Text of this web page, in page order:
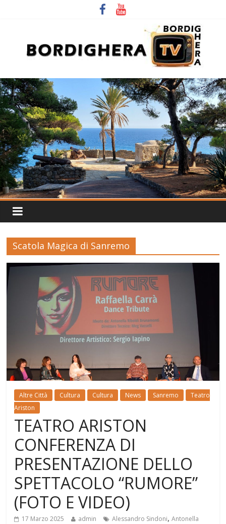
Scatola Magica di Sanremo
Altre Città Cultura Cultura News Sanremo
Teatro
Ariston
TEATRO ARISTON
CONFERENZA DI
PRESENTAZIONE DELLO
SPETTACOLO “RUMORE”
(FOTO E VIDEO)
17 Marzo 2025 admin Alessandro Sindoni,Antonella